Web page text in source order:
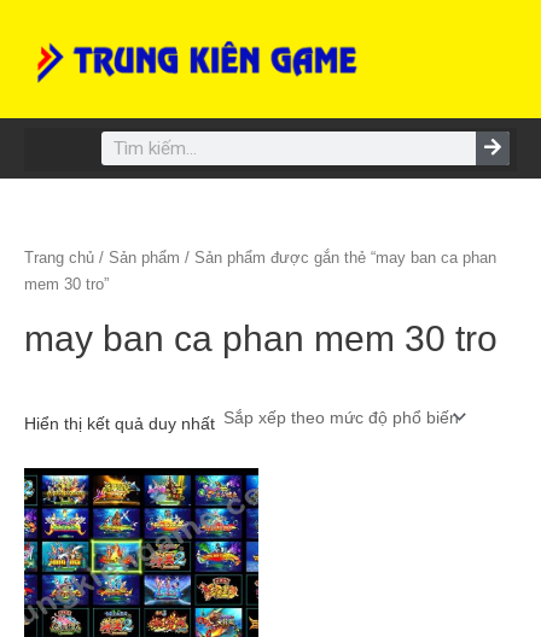
content
Search
Trang chủ / Sản phẩm / Sản phẩm được gắn thẻ “may ban ca phan
mem 30 tro”
may ban ca phan mem 30 tro
Hiển thị kết quả duy nhất